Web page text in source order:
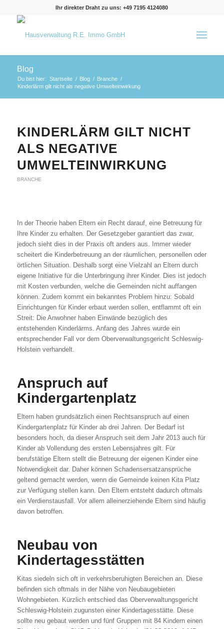
Ihr direkter Draht zu uns: +49 7195 4124080
Blog
Du bist hier: Startseite / Blog / Branche /
Kinderlärm gilt nicht als negative Umwelteinwirkung
KINDERLÄRM GILT NICHT
ALS NEGATIVE
UMWELTEINWIRKUNG
BRANCHE
In der Theorie haben Eltern ein Recht darauf, eine Betreuung für
Ihre Kinder zu erhalten. Der Gesetzgeber garantiert das zwar,
jedoch sieht dies in der Praxis oft anders aus. Immer wieder
scheitert die Kinderbetreuung an der räumlichen, personellen oder
örtlichen Situation. Deshalb sorgt eine Vielzahl an Eltern durch
eigene Initiative für die Unterbringung ihrer Kinder. Dies ist jedoch
mit Kosten verbunden, welche die Gemeinden nicht auffangen
können. Zudem kommt ein bekanntes Problem hinzu: Sobald
Einrichtungen für Kinder erbaut werden sollen, entflammt oft ein
Streit: Die Anwohner haben Einwände bezüglich des
entstehenden Kinderlärms. Anfang des Jahres wurde ein
entsprechender Fall vor dem Oberverwaltungsgericht Schleswig-
Holstein verhandelt.
Anspruch auf
Kindergartenplatz
Eltern haben grundsätzlich einen Rechtsanspruch auf einen
Kindergartenplatz für Kinder ab drei Jahren. Der Bedarf ist
besonders hoch, da dieser Anspruch seit dem Jahr 2013 auch für
Kinder ab Vollendung des ersten Lebensjahres gilt. Für
berufstätige Eltern stellt die Betreuung der eigenen Kinder eine
Notwendigkeit dar. Daher können Schadensersatzansprüche
geltend gemacht werden, wenn die Gemeinde keinen Kita Platz
zur Verfügung stellen kann. Den Eltern entsteht dadurch oftmals
ein Verdienstausfall. Vor allem alleinerziehende Eltern sind häufig
davon betroffen.
Neubau von
Kindertagesstätten
Kitas siedeln sich oft in verkehrsberuhigten Bereichen an. Diese
befinden sich oftmals in der Nähe von Neubaugebieten
Wohngebieten. Kürzlich entschied das Oberverwaltungsgericht
Schleswig-Holstein zugunsten einer Kindertagesstätte. Diese
sollte neu gebaut werden und fünf Gruppen mit 84 Kindern einen